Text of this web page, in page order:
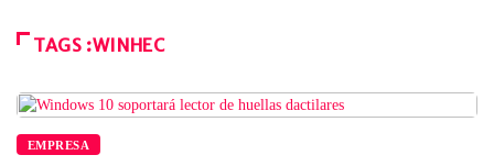
TAGS :WINHEC
EMPRESA